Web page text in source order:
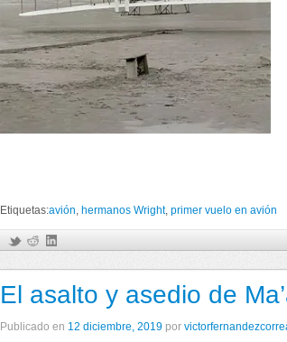
Etiquetas:avión, hermanos Wright, primer vuelo en avión
El asalto y asedio de
Publicado en 12 diciembre, 2019 por